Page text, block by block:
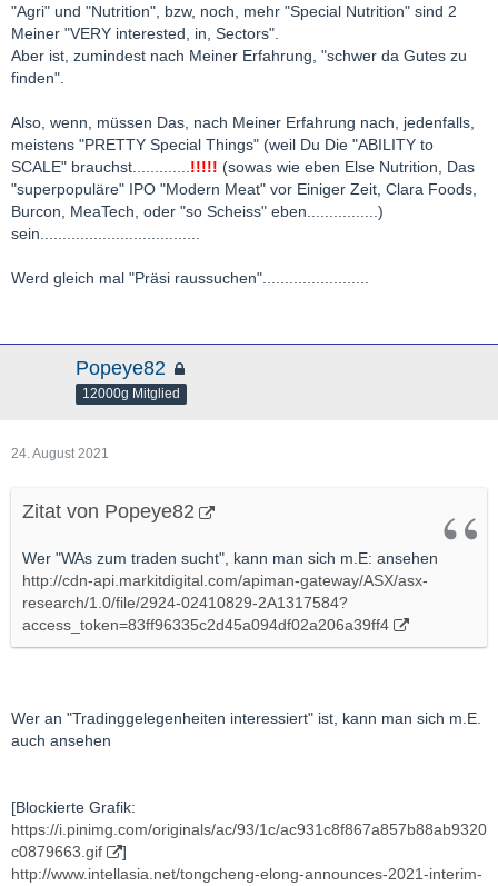
"Agri" und "Nutrition", bzw, noch, mehr "Special Nutrition" sind 2
Meiner "VERY interested, in, Sectors".
Aber ist, zumindest nach Meiner Erfahrung, "schwer da Gutes zu
finden".
Also, wenn, müssen Das, nach Meiner Erfahrung nach, jedenfalls,
meistens "PRETTY Special Things" (weil Du Die "ABILITY to
SCALE" brauchst............. !!!!! (sowas wie eben Else Nutrition, Das
"superpopuläre" IPO "Modern Meat" vor Einiger Zeit, Clara Foods,
Burcon, MeaTech, oder "so Scheiss" eben................)
sein....................................
Werd gleich mal "Präsi raussuchen"........................
Popeye82
12000g Mitglied
24. August 2021
Zitat von Popeye82
Wer "WAs zum traden sucht", kann man sich m.E: ansehen
http://cdn-api.markitdigital.com/apiman-gateway/ASX/asx-
research/1.0/file/2924-02410829-2A1317584?
access_token=83ff96335c2d45a094df02a206a39ff4
Wer an "Tradinggelegenheiten interessiert" ist, kann man sich m.E.
auch ansehen
[Blockierte Grafik:
https://i.pinimg.com/originals/ac/93/1c/ac931c8f867a857b88ab9320
c0879663.gif
]
http://www.intellasia.net/tongcheng-elong-announces-2021-interim-